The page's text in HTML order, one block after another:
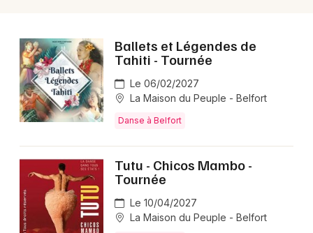
Ballets et Légendes de
Tahiti - Tournée
Le 06/02/2027
La Maison du Peuple - Belfort
Danse à Belfort
Tutu - Chicos Mambo -
Tournée
Le 10/04/2027
La Maison du Peuple - Belfort